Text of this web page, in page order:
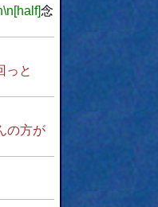
\n[half]念
っと
の方が